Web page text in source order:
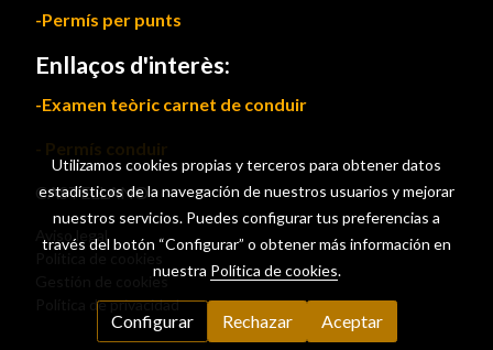
-Permís per punts
Enllaços d'interès:
-Examen teòric carnet de conduir
- Permís conduir
CASTELLANO
Aviso legal
Gestión de cookies
Política de privacidad
Utilizamos cookies propias y terceros para obtener datos
estadísticos de la navegación de nuestros usuarios y mejorar
nuestros servicios. Puedes configurar tus preferencias a
través del botón “Configurar” o obtener más información en
nuestra Política de cookies.
Configurar Rechazar Aceptar